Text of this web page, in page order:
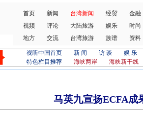
首页 新闻 台湾新闻 经贸
金融
视频
评论 大陆旅游 娱乐
时尚
地方
交流 台湾旅游 族谱 资料
视听中国首页 新 闻 访 谈
娱 乐
特色栏目推荐
海峡两岸 海峡新干线
马英九宣扬ECFA成